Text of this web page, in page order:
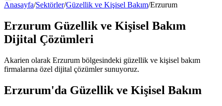
Anasayfa/Sektörler/Güzellik ve Kişisel Bakım/Erzurum
Erzurum Güzellik ve Kişisel Bakım
Dijital Çözümleri
Akarien olarak Erzurum bölgesindeki güzellik ve kişisel bakım
firmalarına özel dijital çözümler sunuyoruz.
Erzurum'da Güzellik ve Kişisel Bakım